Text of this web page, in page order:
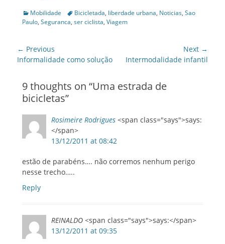
Categories
Mobilidade TagsBicicletada, liberdade urbana, Noticias, Sao
Paulo, Seguranca, ser ciclista, Viagem
Post
navigation
← Previous
Previous
Informalidade como solução
Next →
NextIntermodalidade infantil
9 thoughts on “Uma estrada de
bicicletas”
Rosimeire Rodrigues <span class="says">says:
</span>
13/12/2011 at 08:42
estão de parabéns…. não corremos nenhum perigo
nesse trecho…..
Reply
REINALDO <span class="says">says:</span>
13/12/2011 at 09:35